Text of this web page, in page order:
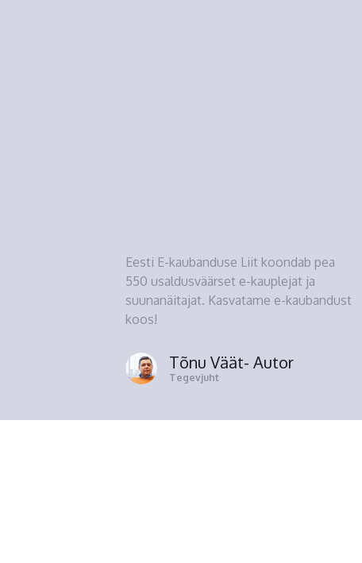
Eesti E-kaubanduse Liit koondab pea
550 usaldusväärset e-kauplejat ja
suunanäitajat. Kasvatame e-kaubandust
koos!
Tõnu Väät- Autor
Tegevjuht